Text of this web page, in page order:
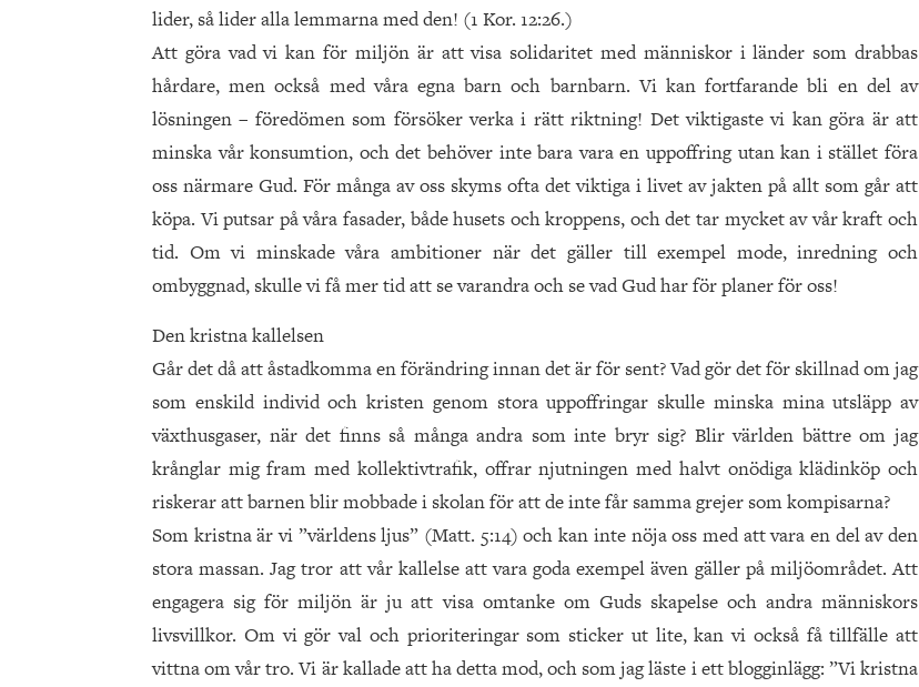
lider, så lider alla lemmarna med den! (1 Kor. 12:26.)
Att göra vad vi kan för miljön är att visa solidaritet med människor i länder som drabbas
hårdare, men också med våra egna barn och barnbarn. Vi kan fortfarande bli en del av
lösningen – föredömen som försöker verka i rätt riktning! Det viktigaste vi kan göra är att
minska vår konsumtion, och det behöver inte bara vara en uppoffring utan kan i stället föra
oss närmare Gud. För många av oss skyms ofta det viktiga i livet av jakten på allt som går att
köpa. Vi putsar på våra fasader, både husets och kroppens, och det tar mycket av vår kraft och
tid. Om vi minskade våra ambitioner när det gäller till exempel mode, inredning och
ombyggnad, skulle vi få mer tid att se varandra och se vad Gud har för planer för oss!
Den kristna kallelsen
Går det då att åstadkomma en förändring innan det är för sent? Vad gör det för skillnad om jag
som enskild individ och kristen genom stora uppoffringar skulle minska mina utsläpp av
växthusgaser, när det finns så många andra som inte bryr sig? Blir världen bättre om jag
krånglar mig fram med kollektivtrafik, offrar njutningen med halvt onödiga klädinköp och
riskerar att barnen blir mobbade i skolan för att de inte får samma grejer som kompisarna?
Som kristna är vi ”världens ljus” (Matt. 5:14) och kan inte nöja oss med att vara en del av den
stora massan. Jag tror att vår kallelse att vara goda exempel även gäller på miljöområdet. Att
engagera sig för miljön är ju att visa omtanke om Guds skapelse och andra människors
livsvillkor. Om vi gör val och prioriteringar som sticker ut lite, kan vi också få tillfälle att
vittna om vår tro. Vi är kallade att ha detta mod, och som jag läste i ett blogginlägg: ”Vi kristna